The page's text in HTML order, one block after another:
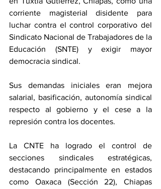
corriente magisterial disidente para
luchar contra el control corporativo del
Sindicato Nacional de Trabajadores de la
Educación (SNTE) y exigir mayor
democracia sindical.
Sus demandas iniciales eran mejora
salarial, basificación, autonomía sindical
respecto al gobierno y el cese a la
represión contra los docentes.
La CNTE ha logrado el control de
secciones sindicales estratégicas,
destacando principalmente en estados
como Oaxaca (Sección 22), Chiapas